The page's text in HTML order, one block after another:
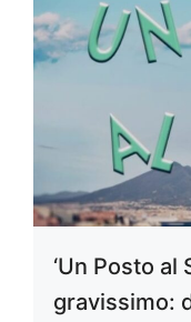
‘Un Posto al
gravissimo: